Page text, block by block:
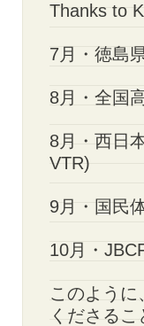
Thanks to
7月・徳島
8月・全国
8月・西日
VTR)
9月・国民
10月・
このよう
くださる